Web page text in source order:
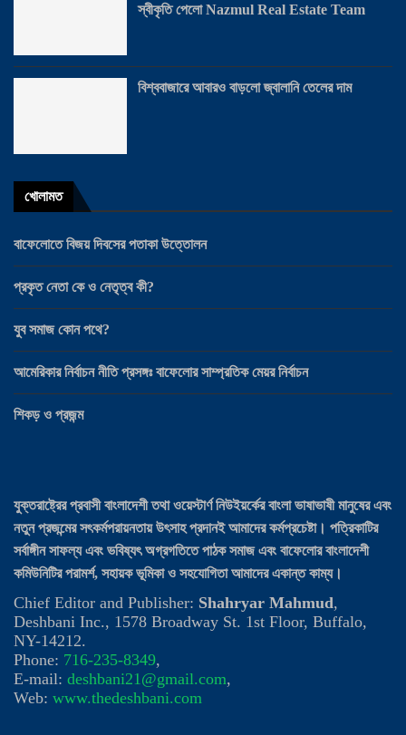
যুক্তরাষ্ট্রের প্রবাসী বাংলাদেশী তথা ওয়েস্টার্ণ নিউইয়র্কের বাংলা ভাষাভাষী মানুষের এবং
নতুন প্রজন্মের সৎকর্মপরায়নতায় উৎসাহ প্রদানই আমাদের কর্মপ্রচেষ্টা। পত্রিকাটির
সর্বাঙ্গীন সাফল্য এবং ভবিষ্যৎ অগ্রগতিতে পাঠক সমাজ এবং বাফেলোর বাংলাদেশী
কমিউনিটির পরামর্শ, সহায়ক ভূমিকা ও সহযোগিতা আমাদের একান্ত কাম্য।
Chief Editor and Publisher: Shahryar Mahmud,
Deshbani Inc., 1578 Broadway St. 1st Floor, Buffalo,
NY-14212.
Phone: 716-235-8349,
E-mail: deshbani21@gmail.com,
Web: www.thedeshbani.com
স্বীকৃতি পেলো Nazmul Real Estate Team
বিশ্ববাজারে আবারও বাড়লো জ্বালানি তেলের দাম
খোলামত
বাফেলোতে বিজয় দিবসের পতাকা উত্তোলন
প্রকৃত নেতা কে ও নেতৃত্ব কী?
যুব সমাজ কোন পথে?
আমেরিকার নির্বাচন নীতি প্রসঙ্গঃ বাফেলোর সাম্প্রতিক মেয়র নির্বাচন
শিকড় ও প্রজন্ম